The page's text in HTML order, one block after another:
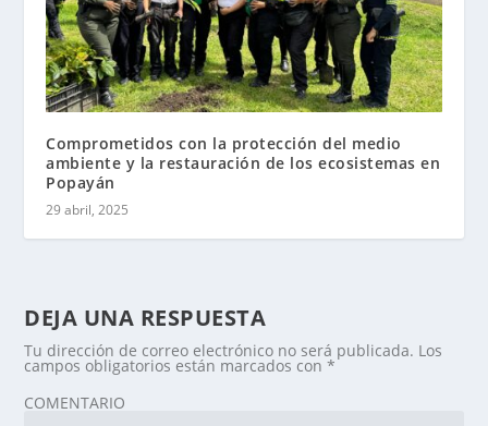
Comprometidos con la protección del medio
ambiente y la restauración de los ecosistemas en
Popayán
29 abril, 2025
DEJA UNA RESPUESTA
Tu dirección de correo electrónico no será publicada. Los
campos obligatorios están marcados con*
COMENTARIO